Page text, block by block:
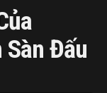
Sàn Đấu